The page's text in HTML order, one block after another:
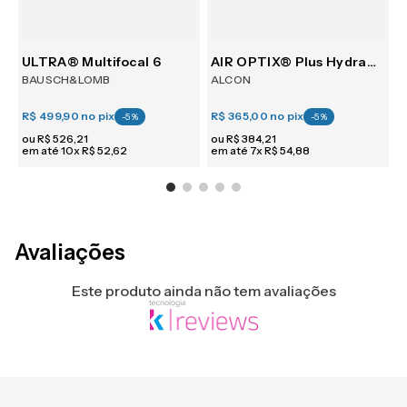
ULTRA® Multifocal 6
BAUSCH&LOMB
R$ 499,90 no pix -5%
ou R$ 526,21
em até 10xR$ 52,62
AIR OPTIX® Plus HydraGlyde® Astigmatism 6
ALCON
R$ 365,00 no pix -5%
ou R$ 384,21
em até 7xR$ 54,88
Avaliações
Este produto ainda não tem avaliações